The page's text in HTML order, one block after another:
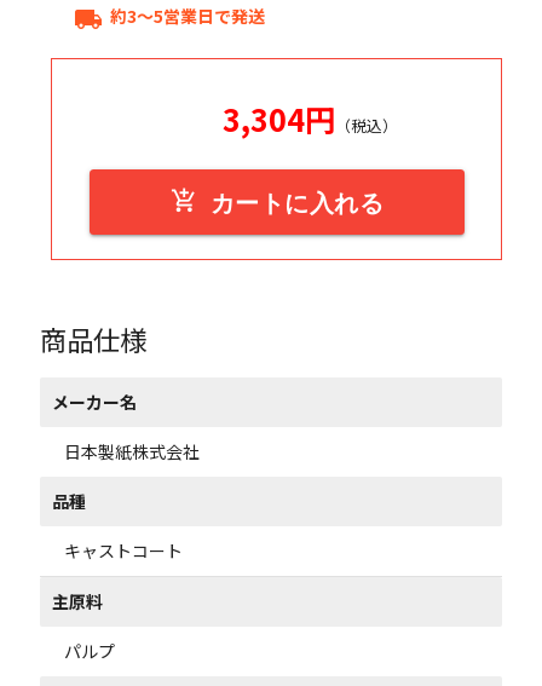
local_shipping 約3～5営業日で発送
3,304円 （税込）
add_shopping_cart カートに入れる
商品仕様
メーカー名
日本製紙株式会社
品種
キャストコート
主原料
パルプ